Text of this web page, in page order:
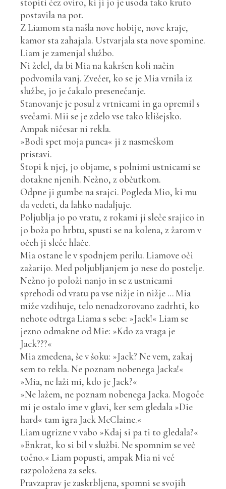
postavila na pot.
Z Liamom sta našla nove hobije, nove kraje,
kamor sta zahajala. Ustvarjala sta nove spomine.
Liam je zamenjal službo.
Ni želel, da bi Mia na kakršen koli način
podvomila vanj. Zvečer, ko se je Mia vrnila iz
službe, jo je čakalo presenečanje.
Stanovanje je posul z vrtnicami in ga opremil s
svečami. Mii se je zdelo vse tako klišejsko.
Ampak ničesar ni rekla.
»Bodi spet moja punca« ji z nasmeškom
pristavi.
Stopi k njej, jo objame, s polnimi ustnicami se
dotakne njenih. Nežno, z občutkom.
Odpne ji gumbe na srajci. Pogleda Mio, ki mu
da vedeti, da lahko nadaljuje.
Poljublja jo po vratu, z rokami ji sleče srajico in
jo boža po hrbtu, spusti se na kolena, z žarom v
očeh ji sleče hlače.
Mia ostane le v spodnjem perilu. Liamove oči
zažarijo. Med poljubljanjem jo nese do postelje.
Nežno jo položi nanjo in se z ustnicami
sprehodi od vratu pa vse nižje in nižje … Mia
miže vzdihuje, telo nenadzorovano zadrhti, ko
nehote odtrga Liama s sebe: »Jack!« Liam se
jezno odmakne od Mie: »Kdo za vraga je
Jack???«
Mia zmedena, še v šoku: »Jack? Ne vem, zakaj
sem to rekla. Ne poznam nobenega Jacka!«
»Mia, ne laži mi, kdo je Jack?«
»Ne lažem, ne poznam nobenega Jacka. Mogoče
mi je ostalo ime v glavi, ker sem gledala »Die
hard« tam igra Jack McClaine.«
Liam ugrizne v vabo »Kdaj si pa ti to gledala?«
»Enkrat, ko si bil v službi. Ne spomnim se več
točno.« Liam popusti, ampak Mia ni več
razpoložena za seks.
Pravzaprav je zaskrbljena, spomni se svojih